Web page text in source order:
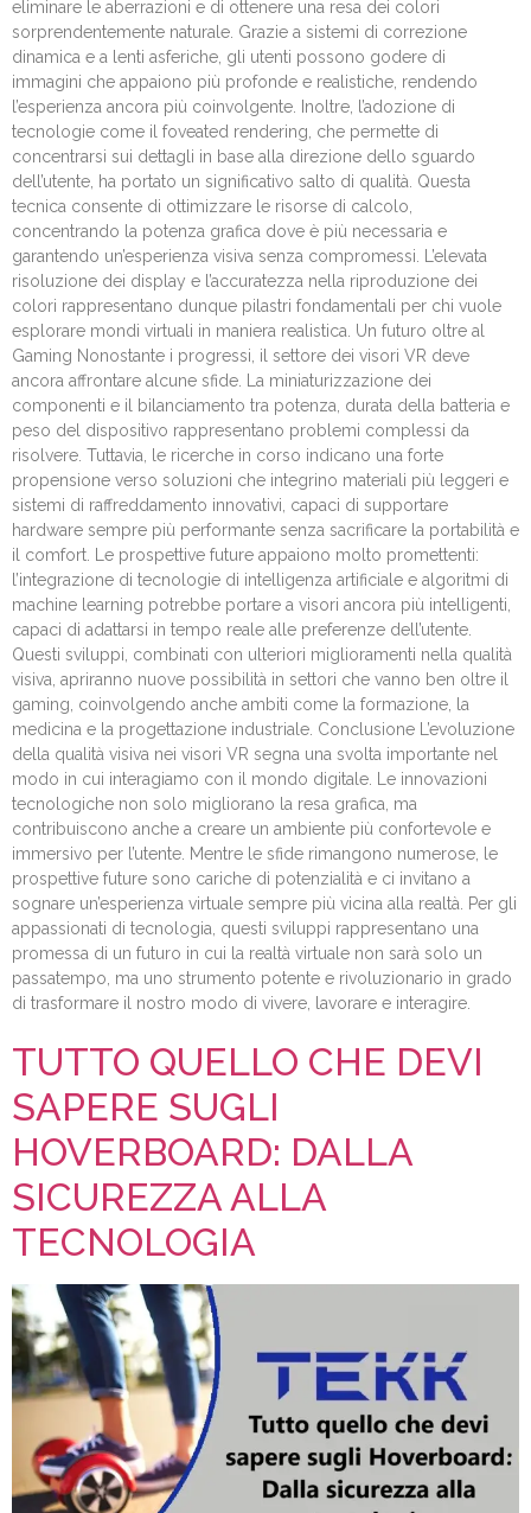
eliminare le aberrazioni e di ottenere una resa dei colori
sorprendentemente naturale. Grazie a sistemi di correzione
dinamica e a lenti asferiche, gli utenti possono godere di
immagini che appaiono più profonde e realistiche, rendendo
l’esperienza ancora più coinvolgente. Inoltre, l’adozione di
tecnologie come il foveated rendering, che permette di
concentrarsi sui dettagli in base alla direzione dello sguardo
dell’utente, ha portato un significativo salto di qualità. Questa
tecnica consente di ottimizzare le risorse di calcolo,
concentrando la potenza grafica dove è più necessaria e
garantendo un’esperienza visiva senza compromessi. L’elevata
risoluzione dei display e l’accuratezza nella riproduzione dei
colori rappresentano dunque pilastri fondamentali per chi vuole
esplorare mondi virtuali in maniera realistica. Un futuro oltre al
Gaming Nonostante i progressi, il settore dei visori VR deve
ancora affrontare alcune sfide. La miniaturizzazione dei
componenti e il bilanciamento tra potenza, durata della batteria e
peso del dispositivo rappresentano problemi complessi da
risolvere. Tuttavia, le ricerche in corso indicano una forte
propensione verso soluzioni che integrino materiali più leggeri e
sistemi di raffreddamento innovativi, capaci di supportare
hardware sempre più performante senza sacrificare la portabilità e
il comfort. Le prospettive future appaiono molto promettenti:
l’integrazione di tecnologie di intelligenza artificiale e algoritmi di
machine learning potrebbe portare a visori ancora più intelligenti,
capaci di adattarsi in tempo reale alle preferenze dell’utente.
Questi sviluppi, combinati con ulteriori miglioramenti nella qualità
visiva, apriranno nuove possibilità in settori che vanno ben oltre il
gaming, coinvolgendo anche ambiti come la formazione, la
medicina e la progettazione industriale. Conclusione L’evoluzione
della qualità visiva nei visori VR segna una svolta importante nel
modo in cui interagiamo con il mondo digitale. Le innovazioni
tecnologiche non solo migliorano la resa grafica, ma
contribuiscono anche a creare un ambiente più confortevole e
immersivo per l’utente. Mentre le sfide rimangono numerose, le
prospettive future sono cariche di potenzialità e ci invitano a
sognare un’esperienza virtuale sempre più vicina alla realtà. Per gli
appassionati di tecnologia, questi sviluppi rappresentano una
promessa di un futuro in cui la realtà virtuale non sarà solo un
passatempo, ma uno strumento potente e rivoluzionario in grado
di trasformare il nostro modo di vivere, lavorare e interagire.
TUTTO QUELLO CHE DEVI
SAPERE SUGLI
HOVERBOARD: DALLA
SICUREZZA ALLA
TECNOLOGIA